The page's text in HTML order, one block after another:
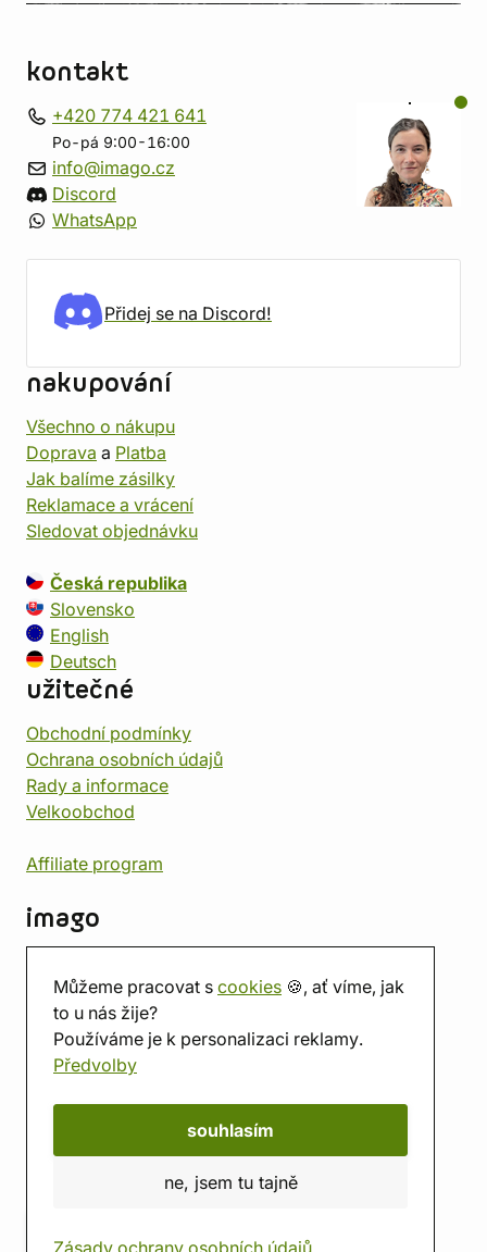
Můžeme pracovat s cookies 🍪, ať víme, jak
to u nás žije?
Používáme je k personalizaci reklamy.
Předvolby
souhlasím
ne, jsem tu tajně
Zásady ochrany osobních údajů
kontakt
+420 774 421 641
Po-pá 9:00-16:00
info@imago.cz
Discord
WhatsApp
Přidej se na Discord!
nakupování
Všechno o nákupu
Doprava a Platba
Jak balíme zásilky
Reklamace a vrácení
Sledovat objednávku
Česká republika
Slovensko
English
Deutsch
užitečné
Obchodní podmínky
Ochrana osobních údajů
Rady a informace
Velkoobchod
Affiliate program
imago
Prodejna
Herna
O nás
Hodnocení obchodu